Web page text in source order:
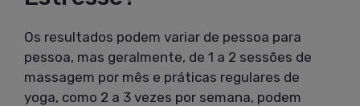
Os resultados podem variar de pessoa para
pessoa, mas geralmente, de 1 a 2 sessões de
massagem por mês e práticas regulares de
yoga, como 2 a 3 vezes por semana, podem